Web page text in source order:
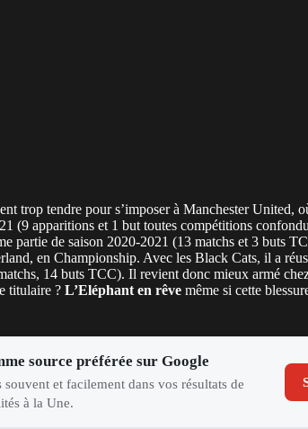
trop tendre pour s’imposer à Manchester United,
(9 apparitions et 1 but toutes compétitions
partie de saison 2020-2021 (13 matchs et 3 buts
en Championship. Avec les Black Cats, il a
14 buts TCC). Il revient donc mieux armé
titulaire ? L’Eléphant en rêve même si cette
source préférée sur Google
et facilement dans vos résultats de
à la Une.